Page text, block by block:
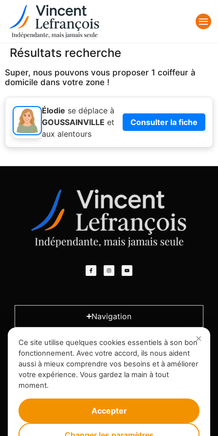
Résultats recherche
Super, nous pouvons vous proposer 1 coiffeur à
domicile dans votre zone !
Élodie se déplace à
GOUSSAINVILLE et
aux alentours
Consulter la fiche
Navigation
L'entreprise
Infos légales
Ce site utilise quelques cookies essentiels à son bon
fonctionnement. Avec votre accord, ils nous aident
aussi à mieux comprendre vos besoins et à améliorer
votre expérience. Vous gardez la main à tout
moment.
Accepter